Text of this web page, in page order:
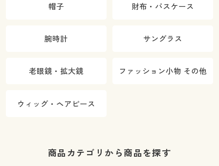
帽子 財布・パスケース
腕時計 サングラス
老眼鏡・拡大鏡 ファッション小物 その他
ウィッグ・ヘアピース
商品カテゴリから商品を探す